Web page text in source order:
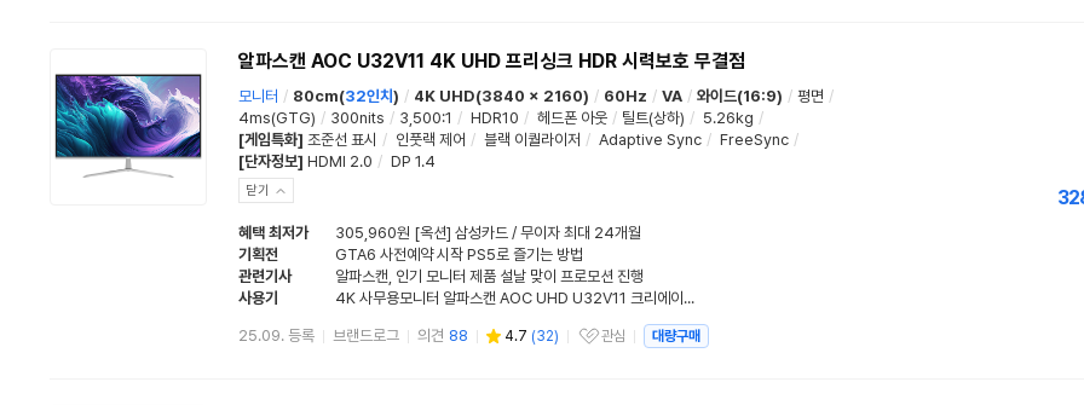
알파스캔 AOC U32V11 4K UHD 프리싱크 HDR 시력보호 무결점
모니터 / 80cm(32인치 ) / 4K UHD(3840 x 2160) / 60Hz / VA / 와이드(16:9) / 평면 /
4ms(GTG) / 300nits / 3,500:1 / HDR10 / 헤드폰 아웃 / 틸트(상하) / 5.26kg /
[게임특화] 조준선 표시 / 인풋랙 제어 / 블랙 이퀄라이저 / Adaptive Sync / FreeSync /
[단자정보] HDMI 2.0 / DP 1.4
닫기
혜택 최저가
305,960원 [옥션] 삼성카드 / 무이자 최대 24개월
기획전
GTA6 사전예약 시작 PS5로 즐기는 방법
관련기사
알파스캔, 인기 모니터 제품 설날 맞이 프로모션 진행
사용기
4K 사무용모니터 알파스캔 AOC UHD U32V11 크리에이터모니터 사용 후기
25.09. 등록 브랜드로그 의견 88 4.7 (32)
관심상품
관심 대량구매